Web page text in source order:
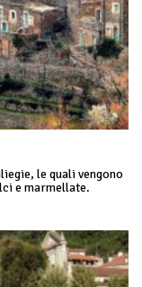
le quali vengono
e marmellate.